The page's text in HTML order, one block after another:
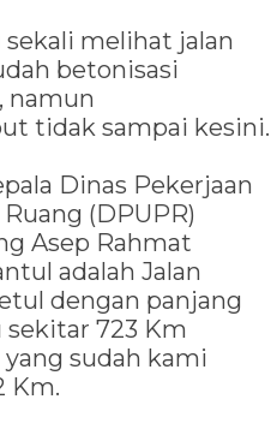
sekali melihat jalan
betonisasi
namun
tidak sampai kesini.
Dinas Pekerjaan
(DPUPR)
Asep Rahmat
adalah Jalan
dengan panjang
sekitar 723 Km
yang sudah kami
Km.